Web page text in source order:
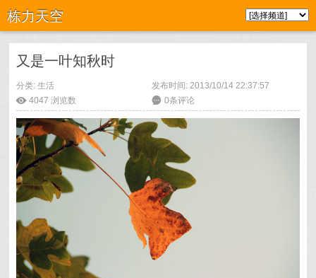
栋力天空
又是一叶知秋时
分类:生活
发布时间: 2013/10/14 22:37:57
ė 4047 浏览数 6 0条评论